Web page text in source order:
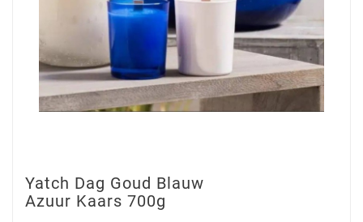
Yatch Dag Goud Blauw
Azuur Kaars 700g